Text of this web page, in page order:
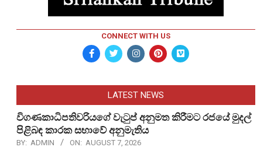
CONNECT WITH US
LATEST NEWS
විගණකාධිපතිවරියගේ වැටුප් අනුමත කිරීමට රජයේ මුදල්
පිළිබඳ කාරක සභාවේ අනුමැතිය
BY: ADMIN ON: AUGUST 7, 2026